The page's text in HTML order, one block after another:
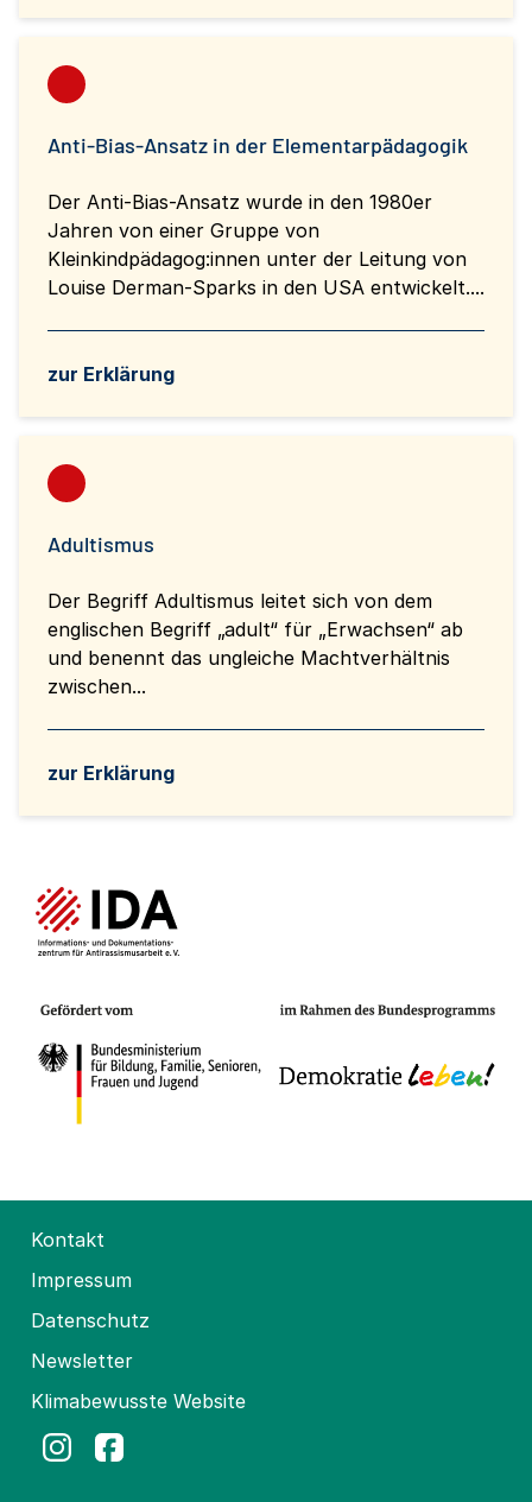
Anti-Bias-Ansatz in der Elementarpädagogik
Der Anti-Bias-Ansatz wurde in den 1980er
Jahren von einer Gruppe von
Kleinkindpädagog:innen unter der Leitung von
Louise Derman-Sparks in den USA entwickelt....
zur Erklärung
Adultismus
Der Begriff Adultismus leitet sich von dem
englischen Begriff „adult“ für „Erwachsen“ ab
und benennt das ungleiche Machtverhältnis
zwischen...
zur Erklärung
Kontakt
Impressum
Datenschutz
Newsletter
Klimabewusste Website